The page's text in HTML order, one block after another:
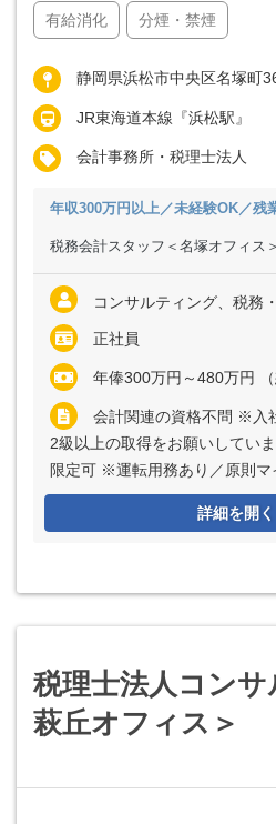
有給消化 分煙・禁煙
静岡県浜松市中央区名塚町
JR東海道本線『浜松駅』
会計事務所・税理士法人
年収300万円以上／未経験OK／残
税務会計スタッフ＜名塚オフィス＞
コンサルティング、税務
正社員
年俸300万円～480万円 （想定月収：25万円～40万円） ※経験・能力など考慮の上、決定いたします ※
会計関連の資格不問 ※入
2級以上の取得をお願いしてい
限定可 ※運転用務あり／原則マ
詳細を開く
税理士法人コンサ
萩丘オフィス＞